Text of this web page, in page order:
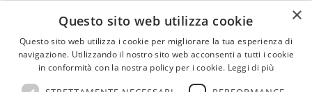
FEDERICO MOTTA EDITORE
02 300761– info@mottaeditore.it–
08233380966 – Cap.Soc. € 1.000.000 I.V. –
×
Questo sito web utilizza cookie
Questo sito web utilizza i cookie per migliorare la tua esperienza di
navigazione. Utilizzando il nostro sito web acconsenti a tutti i cookie
in conformità con la nostra policy per i cookie. Leggi di più